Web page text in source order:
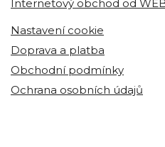
Internetový obchod od
Nastavení cookie
Doprava a platba
Obchodní podmínky
Ochrana osobních údajů